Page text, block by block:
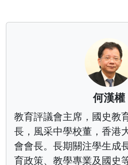
何漢權
教育評議會主席，國史教
長，風采中學校董，香港
會會長。長期關注學生成
育政策、教學專業及國史